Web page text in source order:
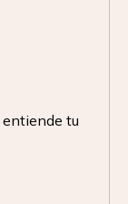
entiende tu